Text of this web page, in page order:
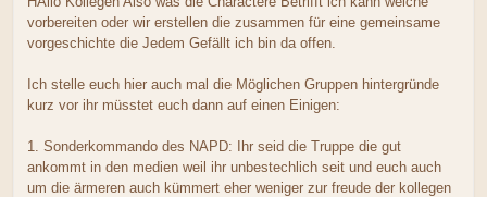
vorbereiten oder wir erstellen die zusammen für eine gemeinsame
vorgeschichte die Jedem Gefällt ich bin da offen.
Ich stelle euch hier auch mal die Möglichen Gruppen hintergründe
kurz vor ihr müsstet euch dann auf einen Einigen:
1. Sonderkommando des NAPD: Ihr seid die Truppe die gut
ankommt in den medien weil ihr unbestechlich seit und euch auch
um die ärmeren auch kümmert eher weniger zur freude der kollegen